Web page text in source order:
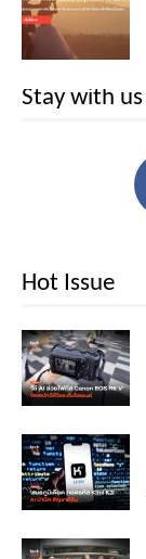
Stay with us
Hot Issue